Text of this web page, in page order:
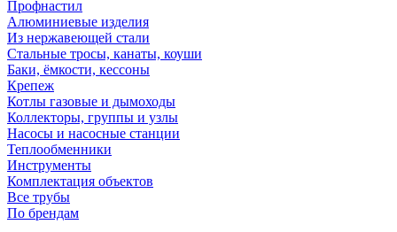
Профнастил
Алюминиевые изделия
Из нержавеющей стали
Стальные тросы, канаты, коуши
Баки, ёмкости, кессоны
Крепеж
Котлы газовые и дымоходы
Коллекторы, группы и узлы
Насосы и насосные станции
Теплообменники
Инструменты
Комплектация объектов
Все трубы
По брендам